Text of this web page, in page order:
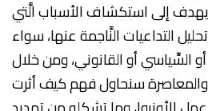
إلى استكشاف الأسباب الَّتي
التداعيات النَّاجمة عنها، سواء
السِّياسي أو القانوني، ومن خلال
والمعاصرة سنحاول فهم كيف أثرت